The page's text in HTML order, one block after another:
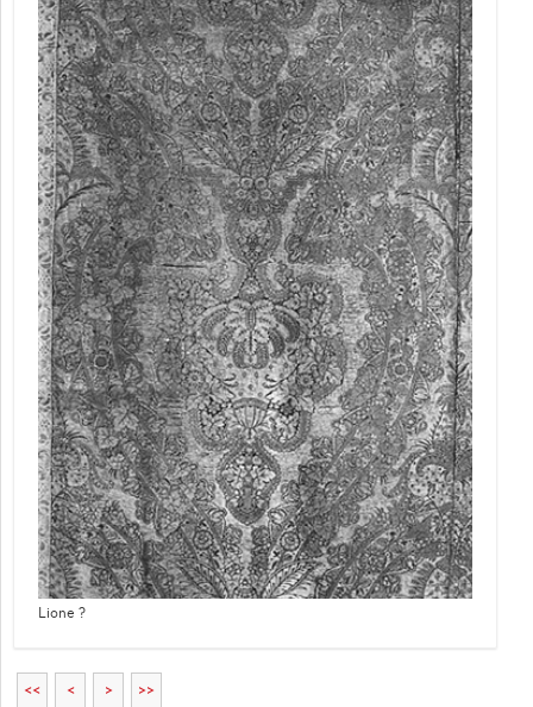
Lione ?
<< < > >>